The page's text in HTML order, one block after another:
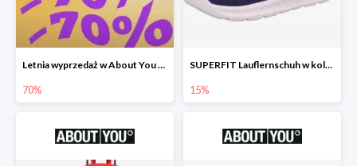
Letnia wyprzedaż w About You do -70%
70%
SUPERFIT Lauflernschuh w kolorze Niebieski -15%
15%